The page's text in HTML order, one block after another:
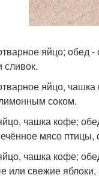
яйцо;
сливок.
яйцо,
соком.
чашка кофе;
мясо
чашка кофе;
или свежие